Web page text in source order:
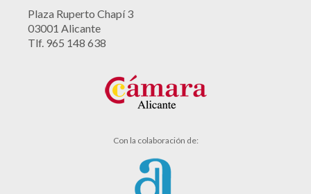
Plaza Ruperto Chapí 3
03001 Alicante
Tlf. 965 148 638
Con la colaboración de: